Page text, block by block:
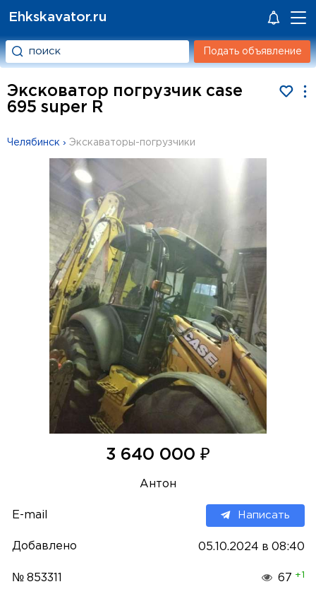
Ehkskavator.ru
Подать объявление
Эксковатор погрузчик case
695 super R
Челябинск › Экскаваторы-погрузчики
3 640 000 ₽
Антон
E-mail Написать
Добавлено 05.10.2024 в 08:40
№ 853311 67 +1